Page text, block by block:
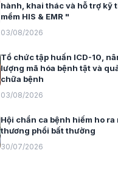
hành, khai thác và hỗ trợ kỹ
mềm HIS & EMR "
03/08/2026
Tổ chức tập huấn ICD-10,
lượng mã hóa bệnh tật và
chữa bệnh
03/08/2026
Hội chẩn ca bệnh hiếm ho ra
thương phổi bất thường
30/07/2026